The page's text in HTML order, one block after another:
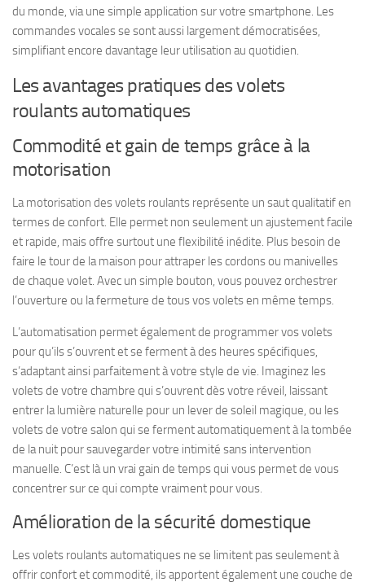
du monde, via une simple application sur votre smartphone. Les
commandes vocales se sont aussi largement démocratisées,
simplifiant encore davantage leur utilisation au quotidien.
Les avantages pratiques des volets
roulants automatiques
Commodité et gain de temps grâce à la
motorisation
La motorisation des volets roulants représente un saut qualitatif en
termes de confort. Elle permet non seulement un ajustement facile
et rapide, mais offre surtout une flexibilité inédite. Plus besoin de
faire le tour de la maison pour attraper les cordons ou manivelles
de chaque volet. Avec un simple bouton, vous pouvez orchestrer
l’ouverture ou la fermeture de tous vos volets en même temps.
L’automatisation permet également de programmer vos volets
pour qu’ils s’ouvrent et se ferment à des heures spécifiques,
s’adaptant ainsi parfaitement à votre style de vie. Imaginez les
volets de votre chambre qui s’ouvrent dès votre réveil, laissant
entrer la lumière naturelle pour un lever de soleil magique, ou les
volets de votre salon qui se ferment automatiquement à la tombée
de la nuit pour sauvegarder votre intimité sans intervention
manuelle. C’est là un vrai gain de temps qui vous permet de vous
concentrer sur ce qui compte vraiment pour vous.
Amélioration de la sécurité domestique
Les volets roulants automatiques ne se limitent pas seulement à
offrir confort et commodité, ils apportent également une couche de